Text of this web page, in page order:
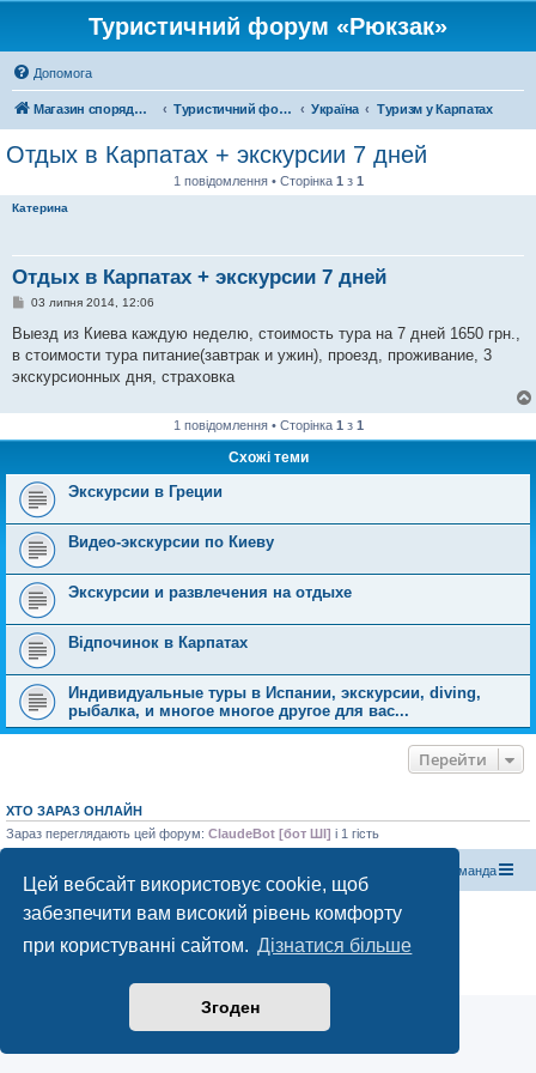
Цей вебсайт використовує cookie, щоб
забезпечити вам високий рівень комфорту
при користуванні сайтом. Дізнатися більше
Згоден
Туристичний форум «Рюкзак»
Допомога
Магазин спорядження Туристичний форум «Рюкзак» Україна Туризм у Карпатах
Отдых в Карпатах + экскурсии 7 дней
1 повідомлення • Сторінка 1 з 1
Катерина
Отдых в Карпатах + экскурсии 7 дней
П
в
д
о
е
н
03 липня 2014, 12:06
Выезд из Киева каждую неделю, стоимость тура на 7 дней 1650 грн.,
в стоимости тура питание(завтрак и ужин), проезд, проживание, 3
экскурсионных дня, страховка
1 повідомлення • Сторінка 1 з 1
Схожі теми
Экскурсии в Греции
Видео-экскурсии по Киеву
Экскурсии и развлечения на отдыхе
Відпочинок в Карпатах
Индивидуальные туры в Испании, экскурсии, diving,
рыбалка, и многое многое другое для вас...
Перейти
ХТО ЗАРАЗ ОНЛАЙН
Зараз переглядають цей форум: ClaudeBot [бот ШІ] і 1 гість
Команда
Працює на phpBB® Forum Software © phpBB Limited
Конфіденційність